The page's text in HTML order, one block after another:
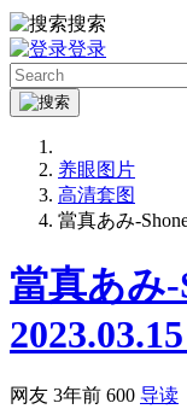
搜索
登录
养眼图片
高清套图
當真あみ-
當真あみ-
网友 3年前 600 导读